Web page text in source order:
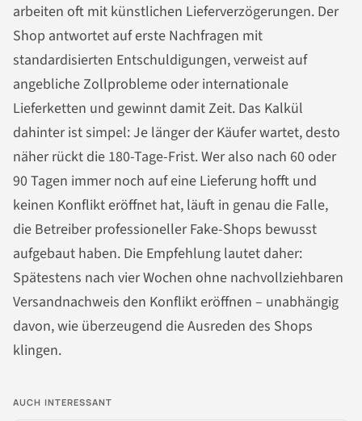
arbeiten oft mit künstlichen Lieferverzögerungen. Der
Shop antwortet auf erste Nachfragen mit
standardisierten Entschuldigungen, verweist auf
angebliche Zollprobleme oder internationale
Lieferketten und gewinnt damit Zeit. Das Kalkül
dahinter ist simpel: Je länger der Käufer wartet, desto
näher rückt die 180-Tage-Frist. Wer also nach 60 oder
90 Tagen immer noch auf eine Lieferung hofft und
keinen Konflikt eröffnet hat, läuft in genau die Falle,
die Betreiber professioneller Fake-Shops bewusst
aufgebaut haben. Die Empfehlung lautet daher:
Spätestens nach vier Wochen ohne nachvollziehbaren
Versandnachweis den Konflikt eröffnen – unabhängig
davon, wie überzeugend die Ausreden des Shops
klingen.
AUCH INTERESSANT